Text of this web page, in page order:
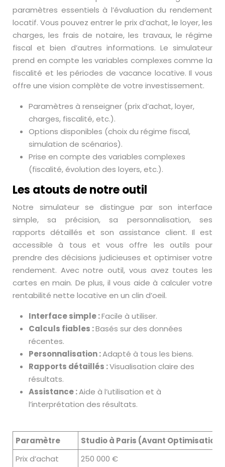
paramètres essentiels à l’évaluation du rendement
locatif. Vous pouvez entrer le prix d’achat, le loyer, les
charges, les frais de notaire, les travaux, le régime
fiscal et bien d’autres informations. Le simulateur
prend en compte les variables complexes comme la
fiscalité et les périodes de vacance locative. Il vous
offre une vision complète de votre investissement.
Paramètres à renseigner (prix d’achat, loyer,
charges, fiscalité, etc.).
Options disponibles (choix du régime fiscal,
simulation de scénarios).
Prise en compte des variables complexes
(fiscalité, évolution des loyers, etc.).
Les atouts de notre outil
Notre simulateur se distingue par son interface
simple, sa précision, sa personnalisation, ses
rapports détaillés et son assistance client. Il est
accessible à tous et vous offre les outils pour
prendre des décisions judicieuses et optimiser votre
rendement. Avec notre outil, vous avez toutes les
cartes en main. De plus, il vous aide à calculer votre
rentabilité nette locative en un clin d’oeil.
Interface simple :Facile à utiliser.
Calculs fiables :Basés sur des données
récentes.
Personnalisation :Adapté à tous les biens.
Rapports détaillés :Visualisation claire des
résultats.
Assistance :Aide à l’utilisation et à
l’interprétation des résultats.
Paramètre
Studio à Paris (Avant Optimisation)
Prix d’achat
250 000 €